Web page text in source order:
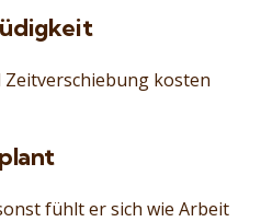
Zeitverschiebung kosten
fühlt er sich wie Arbeit